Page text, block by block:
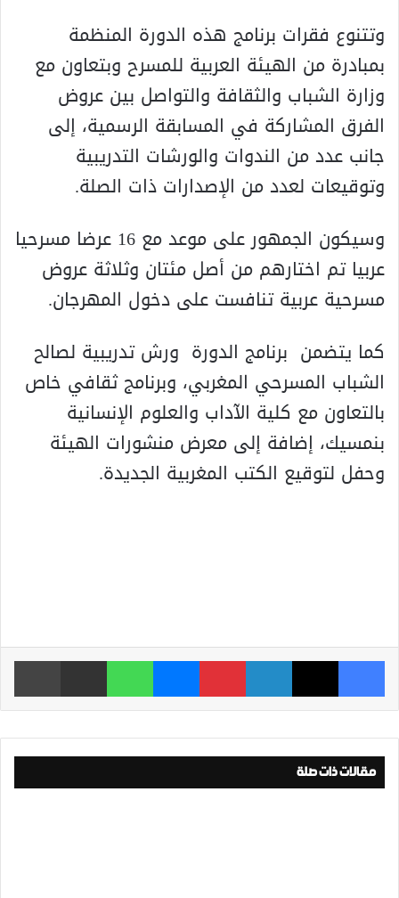
وتتنوع فقرات برنامج هذه الدورة المنظمة
بمبادرة من الهيئة العربية للمسرح وبتعاون مع
وزارة الشباب والثقافة والتواصل بين عروض
الفرق المشاركة في المسابقة الرسمية، إلى
جانب عدد من الندوات والورشات التدريبية
وتوقيعات لعدد من الإصدارات ذات الصلة.
وسيكون الجمهور على موعد مع 16 عرضا مسرحيا
عربيا تم اختارهم من أصل مئتان وثلاثة عروض
مسرحية عربية تنافست على دخول المهرجان.
كما يتضمن برنامج الدورة ورش تدريبية لصالح
الشباب المسرحي المغربي، وبرنامج ثقافي خاص
بالتعاون مع كلية الآداب والعلوم الإنسانية
بنمسيك، إضافة إلى معرض منشورات الهيئة
وحفل لتوقيع الكتب المغربية الجديدة.
فيسبوك ‫X لينكدإن بينتيريست ماسنجر واتساب مشاركة عبر البريد
مقالات ذات صلة